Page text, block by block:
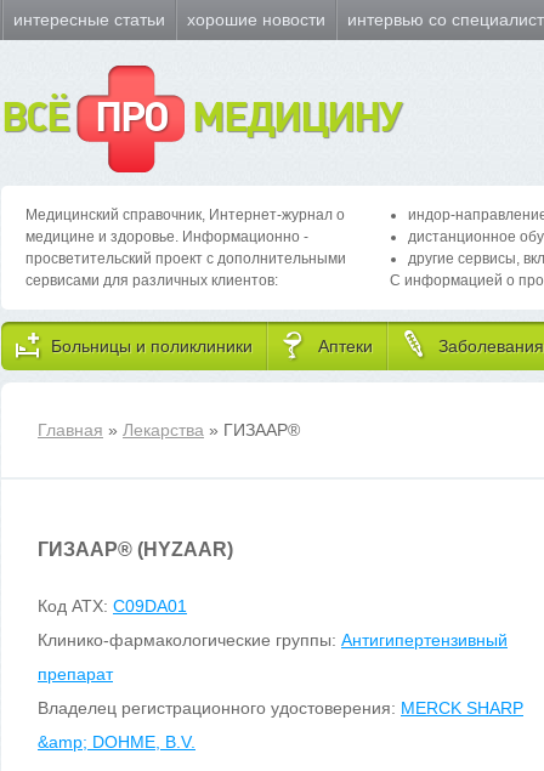
интересные статьи хорошие новости интервью со
ВСЁ ПРО МЕДИЦИНУ
Медицинский справочник, Интернет-журнал о
медицине и здоровье. Информационно -
просветительский проект с дополнительными
сервисами для различных клиентов:
индор-
дистанционное
другие сервисы,
С информацией о
Больницы и поликлиники Аптеки Заболевания
Главная » Лекарства » ГИЗААР®
ГИЗААР® (HYZAAR)
Код ATX: C09DA01
Клинико-фармакологические группы: Антигипертензивный
препарат
Владелец регистрационного удостоверения: MERCK SHARP
&amp; DOHME, B.V.